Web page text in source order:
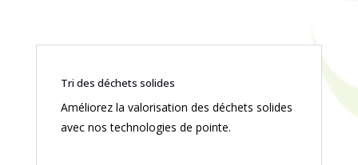
Tri des déchets solides
Améliorez la valorisation des déchets solides
avec nos technologies de pointe.